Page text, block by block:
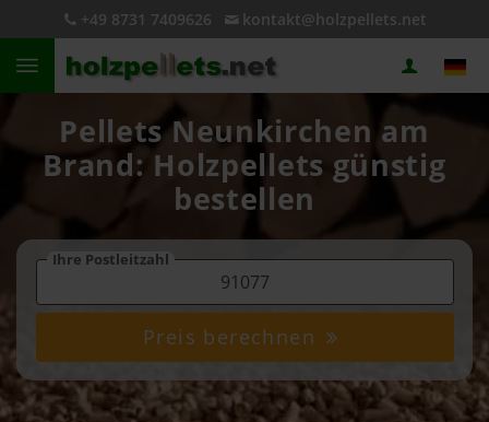
+49 8731 7409626 kontakt@holzpellets.net
Pellets Neunkirchen am
Brand: Holzpellets günstig
bestellen
Ihre Postleitzahl
Preis berechnen